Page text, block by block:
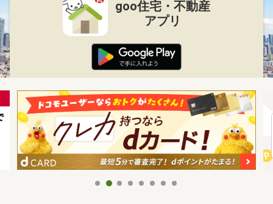
goo住宅・不動産
アプリ